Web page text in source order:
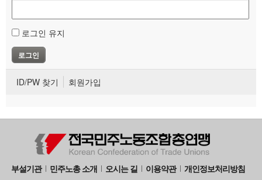
로그인 유지
ID/PW 찾기 회원가입
부설기관 민주노총 소개 오시는 길 이용약관 개인정보처리방침